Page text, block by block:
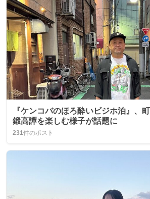
『ケンコバのほろ酔いビジホ泊』、
鍛高譚を楽しむ様子が話題に
231件のポスト